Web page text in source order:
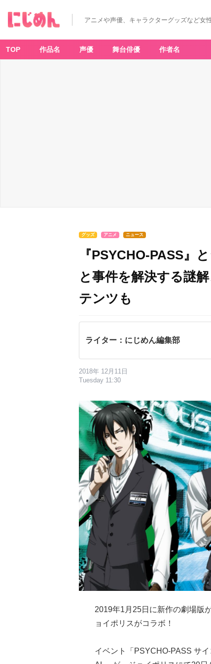
アニメや声優、キャラクターグッズなど女
TOP 作品名 声優 舞台俳優 作者名
グッズ アニメ ニュース
『PSYCHO-PASS』
と事件を解決する謎
テンツも
ライター：にじめん編集部
2018年 12月11日
Tuesday 11:30
2019年1月25日に新作の劇場版
ョイポリスがコラボ！
イベント「PSYCHO-PASS サ